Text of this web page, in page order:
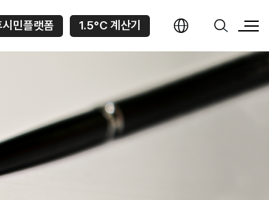
민플랫폼 1.5°C 계산기